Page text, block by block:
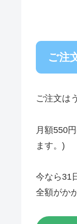
ご注
ご注文は
月額550
ます。)
今なら31
全額がか